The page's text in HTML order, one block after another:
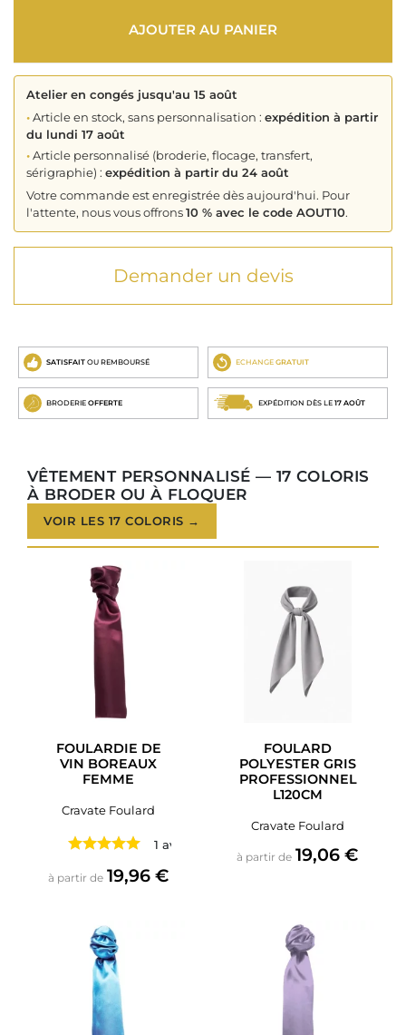
AJOUTER AU PANIER
Atelier en congés jusqu'au 15 août
•Article en stock, sans personnalisation : expédition à partir
du lundi 17 août
•Article personnalisé (broderie, flocage, transfert,
sérigraphie) : expédition à partir du 24 août
Votre commande est enregistrée dès aujourd'hui. Pour
l'attente, nous vous offrons10 % avec le code AOUT10.
Demander un devis
SATISFAIT OU REMBOURSÉ ECHANGE GRATUIT
BRODERIE OFFERTE EXPÉDITION DÈS LE 17 AOÛT
VÊTEMENT PERSONNALISÉ — 17 COLORIS
À BRODER OU À FLOQUER
VOIR LES 17 COLORIS →
FOULARDIE DE
VIN BOREAUX
FEMME
Cravate Foulard
1 avis
à partir de Prix
19,96 €
FOULARD
POLYESTER GRIS
PROFESSIONNEL
L120CM
Cravate Foulard
à partir de Prix
19,06 €